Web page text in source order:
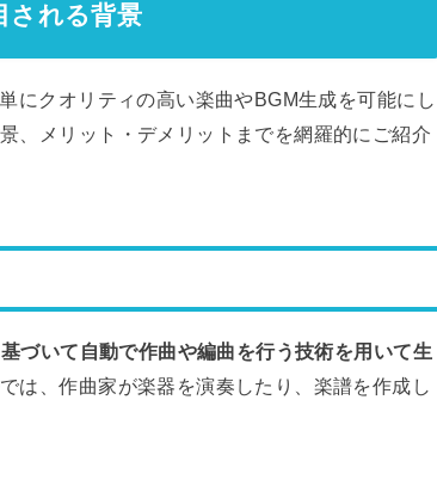
される背景
にクオリティの高い楽曲やBGM生成を可能にし
、メリット・デメリットまでを網羅的にご紹介
づいて自動で作曲や編曲を行う技術を用いて生
は、作曲家が楽器を演奏したり、楽譜を作成し